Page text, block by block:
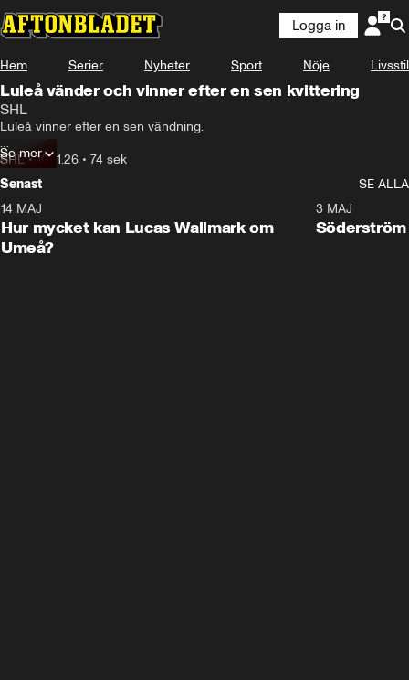
Logga in
Hem Serier Nyheter Sport Nöje Livsstil
Luleå vänder och vinner efter en sen kvittering
SHL
Luleå vinner efter en sen vändning.
Se highlights från matchen här.
SHL•10.01.26 • 74 sek
Se mer
Senast
SE ALLA
Plus
14 MAJ
Hur mycket kan Lucas Wallmark om
Umeå?
3 MAJ